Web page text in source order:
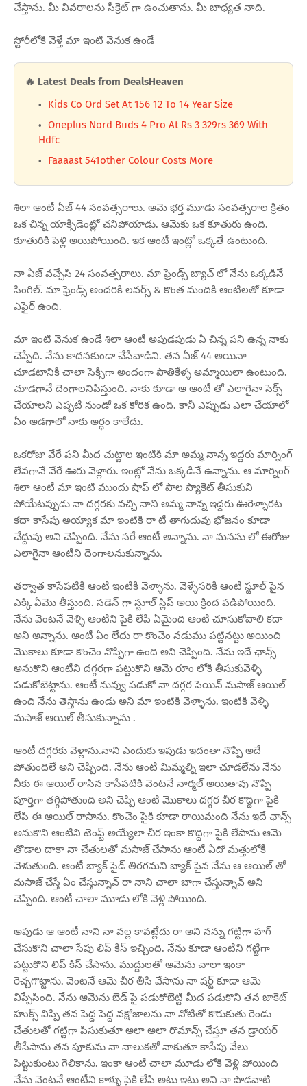
చేస్తాను. మీ వివరాలను సీక్రెట్ గా ఉంచుతాను. మీ బాధ్యత నాది.
స్టోరీలోకి వెళ్తే మా ఇంటి వెనుక ఉండే
🔥 Latest Deals from DealsHeaven
Kids Co Ord Set At 156 12 To 14 Year Size
Oneplus Nord Buds 4 Pro At Rs 3 329rs 369 With
Hdfc
Faaaast 541other Colour Costs More
శిలా ఆంటీ ఏజ్ 44 సంవత్సరాలు.‌ ఆమె భర్త మూడు సంవత్సరాల క్రితం
ఒక చిన్న యాక్సిడెంట్లో చనిపోయాడు. ఆమెకు ఒక కూతురు ఉంది.
కూతురికి పెళ్లి అయిపోయింది. ఇక ఆంటీ ఇంట్లో ఒక్కతే ఉంటుంది.
నా ఏజ్ వచ్చేసి 24 సంవత్సరాలు. మా ఫ్రెండ్స్ బ్యాచ్ లో నేను ఒక్కడినే
సింగిల్. మా ఫ్రెండ్స్ అందరికి లవర్స్ & కొంత మందికి ఆంటీలతో కూడా
ఎఫైర్ ఉంది.
మా ఇంటి వెనుక ఉండే శిలా ఆంటీ అపుడపుడు ఏ చిన్న పని ఉన్న నాకు
చెప్పేది. నేను కాదనకుండా చేసేవాడిని. తన ఏజ్ 44 అయినా
చూడటానికి చాలా సెక్సీగా అందంగా పాతికేళ్ళ అమ్మాయిలా ఉంటుంది.
చూడగానే దెంగాలనిపిస్తుంది. నాకు కూడా ఆ ఆంటీ తో ఎలాగైనా సెక్స్
చేయాలని ఎప్పటి నుండో ఒక కోరిక ఉంది. కానీ ఎప్పుడు ఎలా చేయాలో
ఏం అడగాలో నాకు అర్ధం కాలేదు.
ఒకరోజు వేరే పని మీద చుట్టాల ఇంటికి మా అమ్మ నాన్న ఇద్దరు మార్నింగ్
లేవగానే వేరే ఊరు వెళ్లారు. ఇంట్లో నేను ఒక్కడినే ఉన్నాను. ఆ మార్నింగ్
శిలా ఆంటీ మా ఇంటి ముందు షాప్ లో పాల ప్యాకెట్ తీసుకుని
పోయేటప్పుడు నా దగ్గరకు వచ్చి నాని అమ్మ నాన్న ఇద్దరు ఊరెళ్ళారట
కదా కాసేపు అయ్యాక మా ఇంటికి రా టీ తాగుదువు భోజనం కూడా
చేద్దువు అని చెప్పింది. నేను సరే ఆంటీ అన్నాను. నా మనసు లో ఈరోజు
ఎలాగైనా ఆంటీని దెంగాలనుకున్నాను.
తర్వాత కాసేపటికి ఆంటీ ఇంటికి వెళ్ళాను. వెళ్ళేసరికి ఆంటీ స్టూల్ పైన
ఎక్కి ఏమొ తీస్తుంది. సడెన్ గా స్టూల్ స్లిప్ అయి క్రింద పడిపోయింది.
నేను వెంటనే వెళ్ళి ఆంటీని పైకి లేపి ఏమైంది ఆంటీ చూసుకోవాలి కదా
అని అన్నాను. ఆంటీ ఏం లేదు రా కొంచెం నడుము పట్టినట్టు అయింది
మొకాలు కూడా కొంచెం నొప్పిగా ఉంది అని చెప్పింది. నేను ఇదే ఛాన్స్
అనుకొని ఆంటీని దగ్గరగా పట్టుకొని ఆమె రూం లోకి తీసుకువెళ్ళి
పడుకోబెట్టాను. ఆంటీ నువ్వు పడుకో నా దగ్గర పెయిన్ మసాజ్ ఆయిల్
ఉంది నేను తెస్తాను ఉండు అని మా ఇంటికి వెళ్ళాను. ఇంటికి వెళ్ళి
మసాజ్ ఆయిల్ తీసుకున్నాను .
ఆంటీ దగ్గరకు వెళ్లాను.నాని ఎందుకు ఇపుడు ఇదంతా నొప్పి అదే
పోతుందిలే అని చెప్పింది. నేను ఆంటీ మిమ్మల్ని ఇలా చూడలేను నేను
నీకు ఈ ఆయిల్ రాసిన కాసేపటికి వెంటనే నార్మల్ అయితావు నొప్పి
పూర్తిగా తగ్గిపోతుంది అని చెప్పి ఆంటీ మొకాలు దగ్గర చీర కొద్దిగా పైకి
లేపి ఈ ఆయిల్ రాసాను. కొంచెం పైకి కూడా రాయిమంది నేను ఇదే ఛాన్స్
అనుకొని ఆంటీని టెంప్ట్ అయ్యేలా చీర ఇంకా కొద్దిగా పైకి లేపాను ఆమె
తొడాల దాకా నా చేతులతో మసాజ్ చేసాను ఆంటీ ఏదో మత్తులోకీ
వెళుతుంది. ఆంటీ బ్యాక్ సైడ్ తిరగమని బ్యాక్ పైన నేను ఆ ఆయిల్ తో
మసాజ్ చేస్తే ఏం చేస్తున్నావ్ రా నాని చాలా బాగా చేస్తున్నావ్ అని
చెప్పింది. ఆంటీ చాలా మూడు లోకి వెళ్లి పోయింది.
అపుడు ఆ ఆంటీ నాని నా వల్ల కావట్లేదు రా అని నన్ను గట్టిగా హగ్
చేసుకొని చాలా సేపు లిప్ కిస్ ఇచ్చింది. నేను కూడా ఆంటీని గట్టిగా
పట్టుకొని లిప్ కిస్ చేసాను. ముద్దులతో ఆమెను చాలా ఇంకా
రెచ్చగొట్టాను. వెంటనే ఆమె చీర తీసి వేసాను నా షర్ట్ కూడా ఆమె
విప్పేసింది. నేను ఆమెను బెడ్ పై పడుకోబెట్టి మీద పడుకొని తన జాకెట్
హుక్స్ విప్పి తన పెద్ద పెద్ద వక్షోజాలను నా నోటితో కొరుకుతు రెండు
చేతులతో గట్టిగా పిసుకుతూ అలా అలా రొమాన్స్ చేస్తూ తన డ్రాయర్
తీసేసాను తన పూకును నా నాలుకతో నాకుతూ కాసేపు వేలు
పెట్టుకుంటు గెలికాను. ఇంకా ఆంటీ చాలా మూడు లోకి వెళ్లి పోయింది
నేను వెంటనే ఆంటీని కాళ్ళు పైకి లేపి అటు ఇటు అని నా పొడవాటి